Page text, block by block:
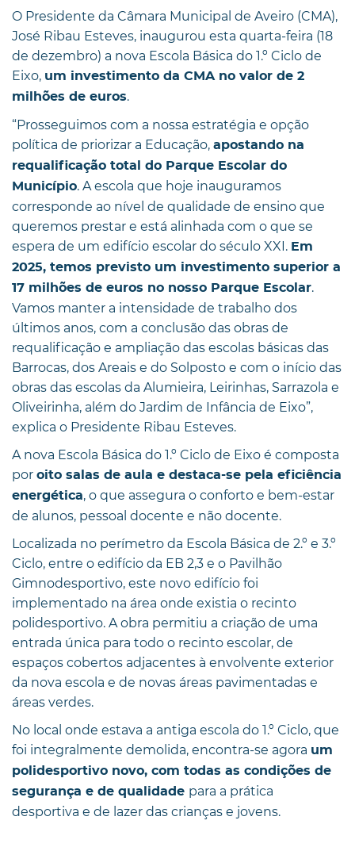
O Presidente da Câmara Municipal de Aveiro (CMA),
José Ribau Esteves, inaugurou esta quarta-feira (18
de dezembro) a nova Escola Básica do 1.º Ciclo de
Eixo, um investimento da CMA no valor de 2
milhões de euros.
“Prosseguimos com a nossa estratégia e opção
política de priorizar a Educação, apostando na
requalificação total do Parque Escolar do
Município. A escola que hoje inauguramos
corresponde ao nível de qualidade de ensino que
queremos prestar e está alinhada com o que se
espera de um edifício escolar do século XXI. Em
2025, temos previsto um investimento superior a
17 milhões de euros no nosso Parque Escolar.
Vamos manter a intensidade de trabalho dos
últimos anos, com a conclusão das obras de
requalificação e ampliação das escolas básicas das
Barrocas, dos Areais e do Solposto e com o início das
obras das escolas da Alumieira, Leirinhas, Sarrazola e
Oliveirinha, além do Jardim de Infância de Eixo”,
explica o Presidente Ribau Esteves.
A nova Escola Básica do 1.º Ciclo de Eixo é composta
por oito salas de aula e destaca-se pela eficiência
energética, o que assegura o conforto e bem-estar
de alunos, pessoal docente e não docente.
Localizada no perímetro da Escola Básica de 2.º e 3.º
Ciclo, entre o edifício da EB 2,3 e o Pavilhão
Gimnodesportivo, este novo edifício foi
implementado na área onde existia o recinto
polidesportivo. A obra permitiu a criação de uma
entrada única para todo o recinto escolar, de
espaços cobertos adjacentes à envolvente exterior
da nova escola e de novas áreas pavimentadas e
áreas verdes.
No local onde estava a antiga escola do 1.º Ciclo, que
foi integralmente demolida, encontra-se agora um
polidesportivo novo, com todas as condições de
segurança e de qualidade para a prática
desportiva e de lazer das crianças e jovens.